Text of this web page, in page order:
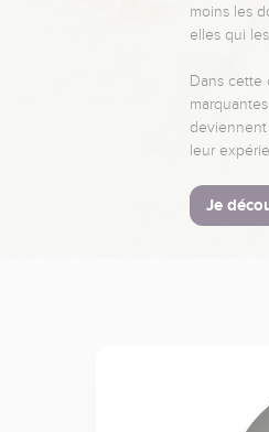
moins les
elles qui
Dans cette
leur
Je